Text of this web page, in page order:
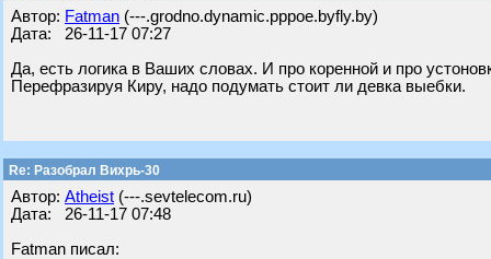
Автор: Fatman (---.grodno.dynamic.pppoe.byfly.by)
Дата: 26-11-17 07:27
Да, есть логика в Ваших словах. И про коренной и про
Перефразируя Киру, надо подумать стоит ли девка выебки.
Re: Разобрал Вихрь-30
Автор: Atheist (---.sevtelecom.ru)
Дата: 26-11-17 07:48
Fatman писал: